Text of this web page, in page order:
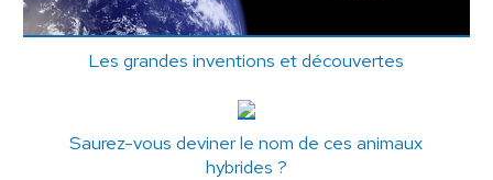
Les grandes inventions et découvertes
Saurez-vous deviner le nom de ces animaux
hybrides ?